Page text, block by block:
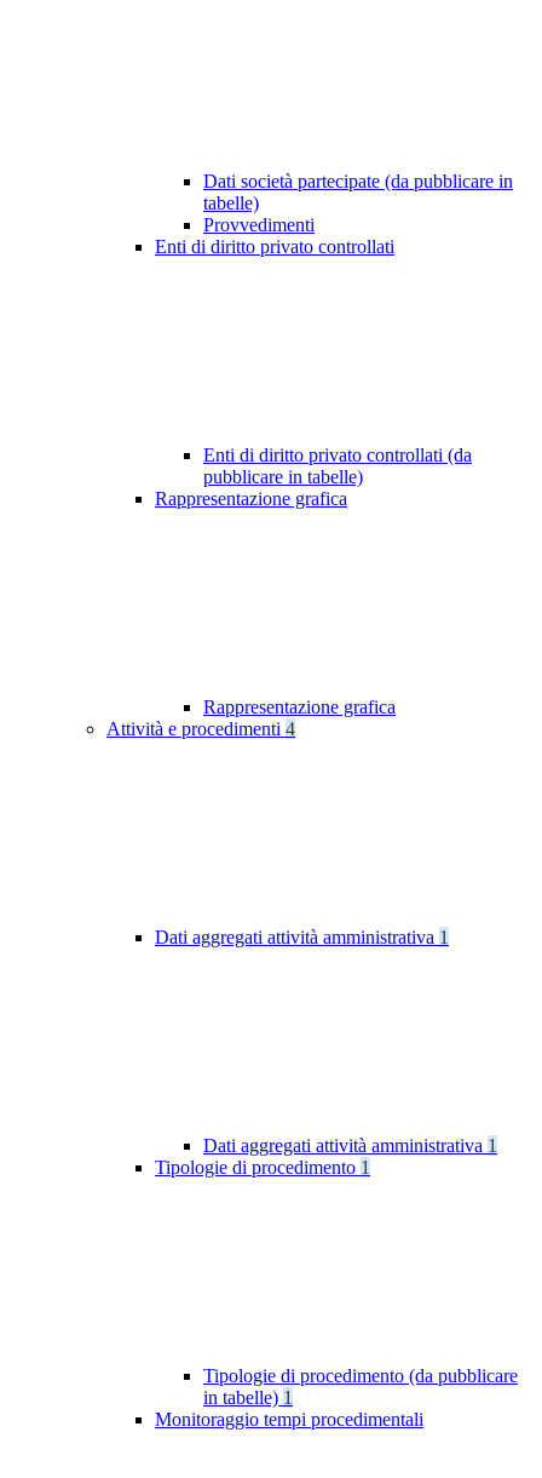
Dati società partecipate (da pubblicare in
tabelle)
Provvedimenti
Enti di diritto privato controllati
Enti di diritto privato controllati (da
pubblicare in tabelle)
Rappresentazione grafica
Rappresentazione grafica
Attività e procedimenti 4
Dati aggregati attività amministrativa 1
Dati aggregati attività amministrativa 1
Tipologie di procedimento 1
Tipologie di procedimento (da pubblicare
in tabelle) 1
Monitoraggio tempi procedimentali